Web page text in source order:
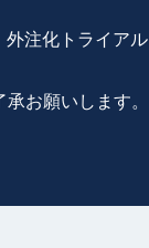
注化トライアル
お願いします。